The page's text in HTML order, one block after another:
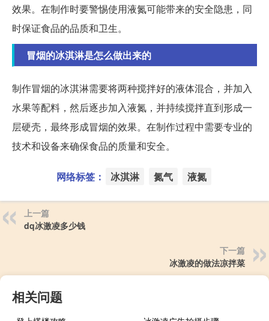
效果。在制作时要警惕使用液氮可能带来的安全隐患，同
时保证食品的品质和卫生。
冒烟的冰淇淋是怎么做出来的
制作冒烟的冰淇淋需要将两种搅拌好的液体混合，并加入
水果等配料，然后逐步加入液氮，并持续搅拌直到形成一
层硬壳，最终形成冒烟的效果。在制作过程中需要专业的
技术和设备来确保食品的质量和安全。
网络标签： 冰淇淋 氮气 液氮
上一篇
dq冰激凌多少钱
下一篇
冰激凌的做法凉拌菜
相关问题